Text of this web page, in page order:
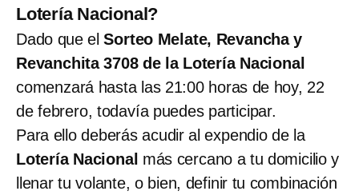
Lotería Nacional?
Dado que elSorteo Melate, Revancha y
Revanchita 3708 de la Lotería Nacional
comenzará hasta las 21:00 horas de hoy, 22
de febrero, todavía puedes participar.
Para ello deberás acudir al expendio de la
Lotería Nacional más cercano a tu domicilio y
llenar tu volante, o bien, definir tu combinación